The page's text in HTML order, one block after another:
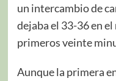
un intercambio de
dejaba el 33-36 en
primeros veinte
Aunque la primera